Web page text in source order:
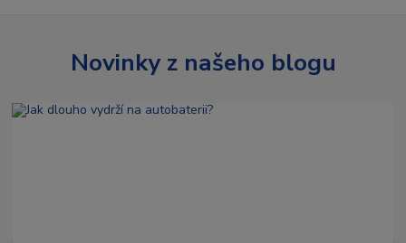
Novinky z našeho blogu